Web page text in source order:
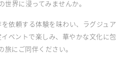
世界に浸ってみませんか。
依頼する体験を味わい、ラグジュア
ベントで楽しみ、華やかな文化に包
旅にご同伴ください。